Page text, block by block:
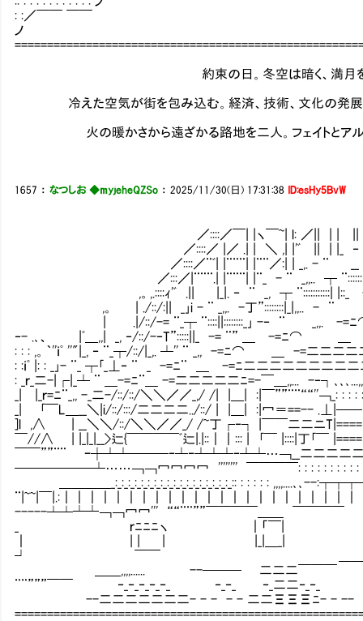
: :／￣￣ ￣￣
ノ
約束の日。冬空は暗く、満月を覆い隠す
冷えた空気が街を包み込む。経済、技術、文化の発展があ
火の暖かさから遠ざかる路地を二人。フェイトとアルト
1657 ：なつしお ◆myjeheQZSo ：2025/11/30(日) 17:31:38 ID:esHy5BvW
／::::／￣| |ヽ￣~| l: ／|| | | || |_| ‐
／::::／ |／ .| | ＼ ,| |'ﾞ || | |_ ‐ ¨ ＿ - ￣
／::::／¨ﾞ| |¨¨¨| |¨¨／:| | _,. - ¨ __ ┬
／:::／|¨¨¨.| |¨¨¨| |¨_ - ¨ _,,.. ┬ ¨::::::
,。,.::::ｨ'ﾞ .|| |_|. ‐ ¨ _, ┬ ¨:::::::::::|
,。 | ./::/:|| _｣i - ¨ _,,. -丁
| .|/::/-= ¨_┬ ¨::::||::::::::_｣ -‐ ¨ _,,. -=
‐- .､、 |ﾟ＿,,| _, ‐/::/-‐T”:::::||_ -= ¨” ＿ -=ﾆ⌒ ＿ --
: : : ,。｀''ｉﾟ ''"|_, ‐ ¨_┬/::/|_,. ┴'' ¨ _,, -=ﾆ⌒ ＿ -=二二二
: :ｉﾟ |: : _｣- ¨_ ┬｢_⊥‐ ¨ _ -=ﾆ¨ ＿ -=ﾆ二二二二二二二二二
: _ｒ_二-|┌|_┴ ¨ ＿-=ﾆ¨＿ -=二二二二二ﾆ=-￣＿,,... -
_| |_ｒ=ﾆ¨_,, -_二-/::/::/＼＼／／_,/ /| |＿| :|￣””¨¨““''￢_: : : : : :
_| ｢￣L＿__＼|i/::/:::/二二二二../::/ | |＿| :|冖＝==-- .⊥|──|
]l ,∧ | __＼＼/::/＼＼／／_/ /~丁┌‐┐ |￣￣二二ニT|====|
￣//∧ | |_|_|__>辷{￣￣￣￣ﾞ辷|.|::｜｜::: | ｢￣ |::::|丁｢￣
￣￣””¨¨ ｰ┼┴┴───‐┴‐┴┴┴‐┴┴…￢__二二二二二二
──────┴……￢￢冖冖冖冖 '''''''' ￣￣￣￣: : : : : : : : : : : : :
＿＿＿＿_:_:_:_:_:_:_:_:_:_:_:_:_:_:_:_:_:_:_:: : : : : :
¨|~~|￣|.:｜｜｜｜｜｜｜｜｜｜｜｜｜｜｜｜｜｜｜
-----┴┴┷┷￢￢冖冖''' ““¨¨””￣￣￣￣＿＿ ￣
_ ｒﾆﾆﾆヽ ｜「￣| ｜|
┘ ￣￣ ＿＿＿,,,,,,...... 、
＿＿,,,,...... --─── 二二二￣￣￣
¨¨”””￣￣ ‐_‐_‐_‐_‐_ ‐_‐_ ‐_二二
--二二二二二二二- - - - - 二二ΞΞΞ